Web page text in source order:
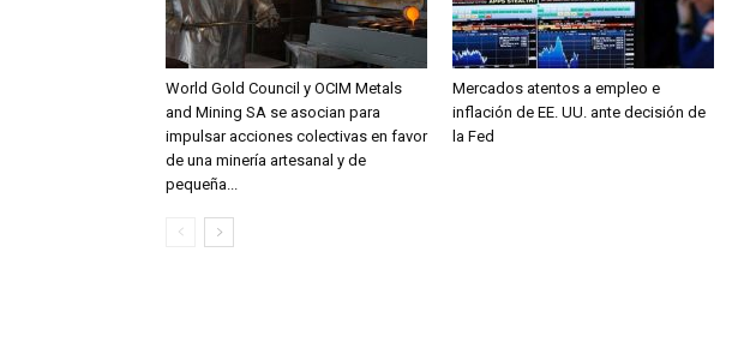
World Gold Council y OCIM Metals
and Mining SA se asocian para
impulsar acciones colectivas en favor
de una minería artesanal y de
pequeña...
Mercados atentos a empleo e
inflación de EE. UU. ante decisión de
la Fed